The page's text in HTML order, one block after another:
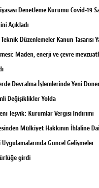
Denetleme Kurumu Covid-19
Açıkladı
Düzenlemeler Kanun Tasarısı
Maden, enerji ve çevre
Devralma İşlemlerinde Yeni
Değişiklikler Yolda
Teşvik: Kurumlar Vergisi İndirimi
Mülkiyet Hakkının İhlaline
Güncel Gelişmeler
girdi